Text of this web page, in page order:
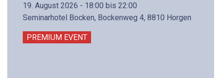
19. August 2026 - 18:00 bis 22:00
Seminarhotel Bocken, Bockenweg 4, 8810 Horgen
PREMIUM EVENT